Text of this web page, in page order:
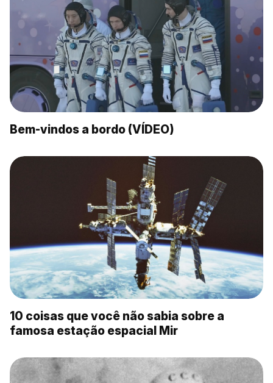
Bem-vindos a bordo (VÍDEO)
10 coisas que você não sabia sobre a
famosa estação espacial Mir